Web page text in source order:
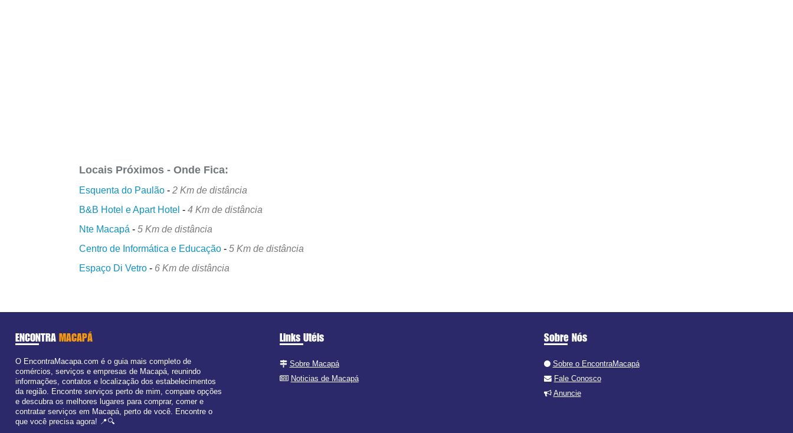
Locais Próximos - Onde Fica:
Esquenta do Paulão -2 Km de distância
B&B Hotel e Apart Hotel -4 Km de distância
Nte Macapá -5 Km de distância
Centro de Informática e Educação -5 Km de distância
Espaço Di Vetro - 6 Km de distância
ENCONTRA MACAPÁ
O EncontraMacapa.com é o guia mais completo de
comércios, serviços e empresas de Macapá, reunindo
informações, contatos e localização dos estabelecimentos
da região. Encontre serviços perto de mim, compare opções
e descubra os melhores lugares para comprar, comer e
contratar serviços em Macapá, perto de você. Encontre o
que você precisa agora! 📍🔍
Links Utéis
Sobre Macapá
Noticias de Macapá
Sobre Nós
Sobre o EncontraMacapá
Fale Conosco
Anuncie